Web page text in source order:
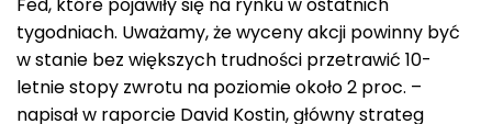
Fed, które pojawiły się na rynku w ostatnich
tygodniach. Uważamy, że wyceny akcji powinny być
w stanie bez większych trudności przetrawić 10-
letnie stopy zwrotu na poziomie około 2 proc. –
napisał w raporcie David Kostin, główny strateg